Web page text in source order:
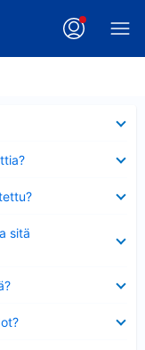
sitä